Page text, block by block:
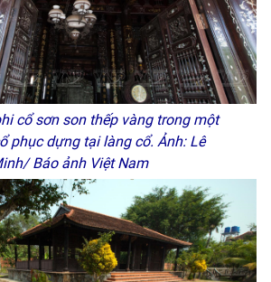
cổ sơn son thếp vàng trong một
phục dựng tại làng cổ. Ảnh: Lê
Báo ảnh Việt Nam